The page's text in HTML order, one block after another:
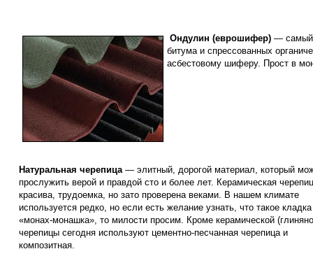
Ондулин (еврошифер) — самый
битума и спрессованных
асбестовому шиферу. Прост в
Натуральная черепица— элитный, дорогой материал, который
прослужить верой и правдой сто и более лет. Керамическая
красива, трудоемка, но зато проверена веками. В нашем климате
используется редко, но если есть желание узнать, что такое кладка
«монах-монашка», то милости просим. Кроме керамической
черепицы сегодня используют цементно-песчанная черепица и
композитная.